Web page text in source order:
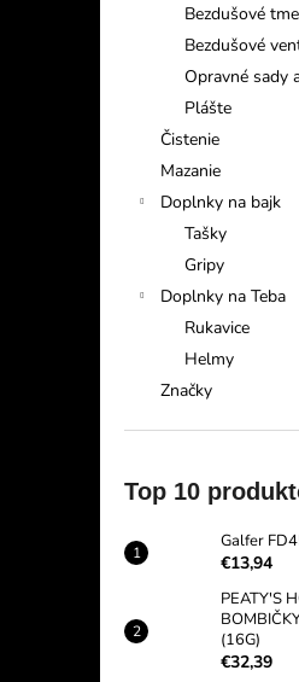
Bezdušové
Bezdušové
Opravné sady
Plášte
Čistenie
Mazanie
Doplnky na bajk
Tašky
Gripy
Doplnky na Teba
Rukavice
Helmy
Značky
Top 10
Galfer
€13,94
PEATY'S
(16G)
€32,39